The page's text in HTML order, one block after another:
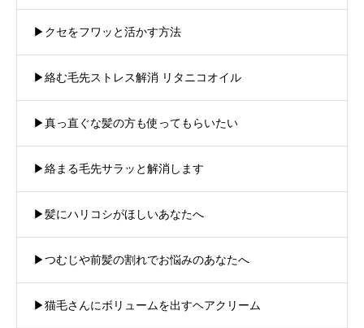
▶︎クセをフワッと活かす方法
▶︎絡む毛先ストレス解消 リタニコオイル
▶︎真っ直ぐな髪の方も使ってもらいたい
▶︎絡まる毛先サラッと解消します
▶︎髪にハリコシがほしいあなたへ
▶︎つむじや前髪の割れでお悩みのあなたへ
▶︎猫毛さんにボリュームを出すヘアクリーム